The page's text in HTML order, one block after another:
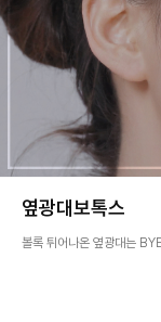
옆광대보톡스
볼록 튀어나온 옆광대는